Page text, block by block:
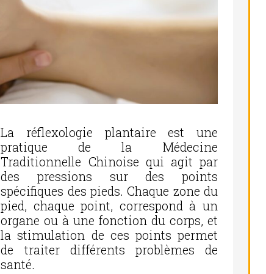
La réflexologie plantaire est une
pratique de la Médecine
Traditionnelle Chinoise qui agit par
des pressions sur des points
spécifiques des pieds. Chaque zone du
pied, chaque point, correspond à un
organe ou à une fonction du corps, et
la stimulation de ces points permet
de traiter différents problèmes de
santé.